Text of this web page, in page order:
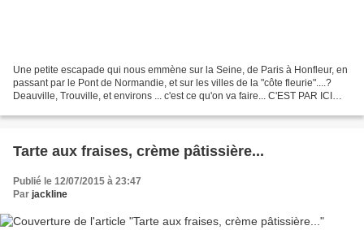
Une petite escapade qui nous emmène sur la Seine, de Paris à Honfleur, en
passant par le Pont de Normandie, et sur les villes de la "côte fleurie"....?
Deauville, Trouville, et environs ... c'est ce qu'on va faire... C'EST PAR ICI
Tarte aux fraises, crème pâtissière...
Publié le 12/07/2015 à 23:47
Par jackline